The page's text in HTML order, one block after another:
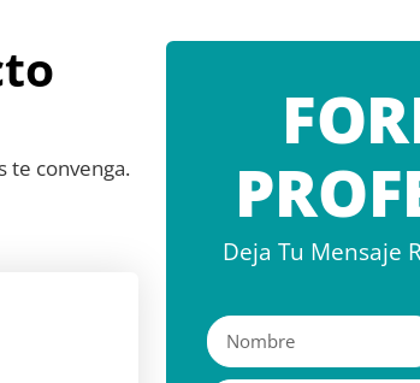
te convenga.
Deja Tu Mensaje